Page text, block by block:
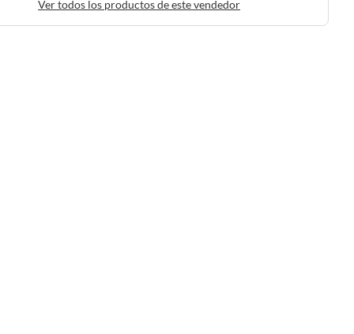
Ver todos los productos de este vendedor